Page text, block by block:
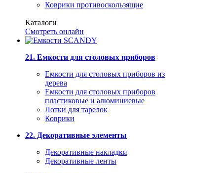
Коврики противоскользящие
Каталоги
Смотреть онлайн
21. Емкости для столовых приборов
Емкости для столовых приборов из
дерева
Емкости для столовых приборов
пластиковые и алюминиевые
Лотки для тарелок
Коврики
22. Декоративные элементы
Декоративные накладки
Декоративные ленты